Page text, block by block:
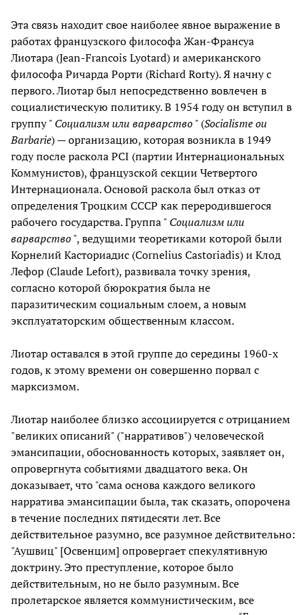
Эта связь находит свое наиболее явное выражение в
работах французского философа Жан-Франсуа
Лиотара (Jean-Francois Lyotard) и американского
философа Ричарда Рорти (Richard Rorty). Я начну с
первого. Лиотар был непосредственно вовлечен в
социалистическую политику. В 1954 году он вступил в
группу " Социализм или варварство" (Socialisme ou
Barbarie) — организацию, которая возникла в 1949
году после раскола PCI (партии Интернациональных
Коммунистов), французской секции Четвертого
Интернационала. Основой раскола был отказ от
определения Троцким СССР как переродившегося
рабочего государства. Группа " Социализм или
варварство", ведущими теоретиками которой были
Корнелий Касториадис (Cornelius Castoriadis) и Клод
Лефор (Claude Lefort), развивала точку зрения,
согласно которой бюрократия была не
паразитическим социальным слоем, а новым
эксплуататорским общественным классом.
Лиотар оставался в этой группе до середины 1960-х
годов, к этому времени он совершенно порвал с
марксизмом.
Лиотар наиболее близко ассоциируется с отрицанием
"великих описаний" ("нарративов") человеческой
эмансипации, обоснованность которых, заявляет он,
опровергнута событиями двадцатого века. Он
доказывает, что "сама основа каждого великого
нарратива эмансипации была, так сказать, опорочена
в течение последних пятидесяти лет. Все
действительное разумно, все разумное действительно:
"Аушвиц" [Освенцим] опровергает спекулятивную
доктрину. Это преступление, которое было
действительным, но не было разумным. Все
пролетарское является коммунистическим, все